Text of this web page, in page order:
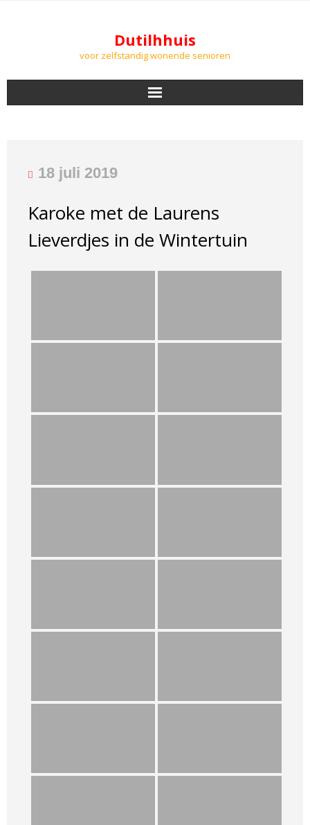
Dutilhhuis
voor zelfstandig wonende senioren
PODCASTS
18 juli 2019
Karoke met de Laurens
Lieverdjes in de Wintertuin